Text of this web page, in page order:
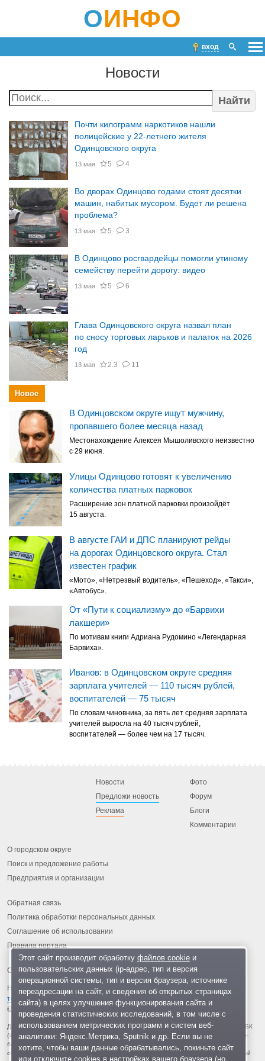
ОИНФО
вход
Новости
Найти
Почти килограмм наркотиков нашли
полицейские у 22-летнего жителя
Одинцовского округа
13 мая 5 4
Во дворах Одинцово годами стоят десятки
машин, набитых мусором. Будет ли решена
проблема?
13 мая 5 3
В Одинцово росгвардейцы помогли утиному
семейству перейти дорогу: видео
13 мая 5 6
Глава Одинцовского округа назвал план
по сносу торговых ларьков и палаток на 2026
год
13 мая 2.3 11
Новое
В Одинцовском округе ищут мужчину,
пропавшего более месяца назад
Местонахождение Алексея Мышоливского неизвестно
с 29 июня.
Улицы Одинцово готовят к увеличению
количества платных парковок
Расширение зон платной парковки произойдёт
15 августа.
В августе ГАИ и ДПС планируют рейды
на дорогах Одинцовского округа. Стал
известен график
«Мото», «Нетрезвый водитель», «Пешеход», «Такси»,
«Автобус».
От «Пути к социализму» до «Барвихи
лакшери»
По мотивам книги Адриана Рудомино «Легендарная
Барвиха».
Иванов: в Одинцовском округе средняя
зарплата учителей — 110 тысяч рублей,
воспитателей — 75 тысяч
По словам чиновника, за пять лет средняя зарплата
учителей выросла на 40 тысяч рублей,
воспитателей — более чем на 17 тысяч.
Новости
Предложи новость
Реклама
Фото
Форум
Блоги
Комментарии
О городском округе
Поиск и предложение работы
Предприятия и организации
Обратная связь
Политика обработки персональных данных
Соглашение об использовании
Правила портала
На информационном ресурсе применяются рекомендательные
технологии
© 2013-2026 «ОИНФО»,
сделано в Одинцово
Для читателей: В России признаны экстремистскими и запрещены организации ФБК
(Фонд борьбы с коррупцией, признан иноагентом), Штабы Навального, «Национал-
большевистская партия», «Свидетели Иеговы», «Армия воли народа», «Русский
общенациональный союз», «Движение против нелегальной иммиграции», «Правый
Этот сайт производит обработку файлов cookieи
пользовательских данных (ip-адрес, тип и версия
операционной системы, тип и версия браузера, источнике
переадресации на сайт, и сведения об открытых страницах
сайта) в целях улучшения функционирования сайта и
проведения статистических исследований, в том числе с
использованием метрических программ и систем веб-
аналитики: Яндекс.Метрика, Sputnik и др. Если вы не
хотите, чтобы ваши данные обрабатывались, покиньте сайт
или отключите cookies в настройках вашего браузера (но